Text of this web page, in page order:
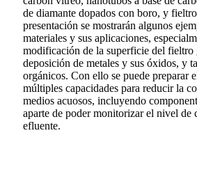
de diamante dopados con boro, y
presentación se mostrarán algunos
materiales y sus aplicaciones,
modificación de la superficie del fieltro
deposición de metales y sus óxidos, y
orgánicos. Con ello se puede preparar
múltiples capacidades para reducir la
medios acuosos, incluyendo
aparte de poder monitorizar el nivel de
efluente.